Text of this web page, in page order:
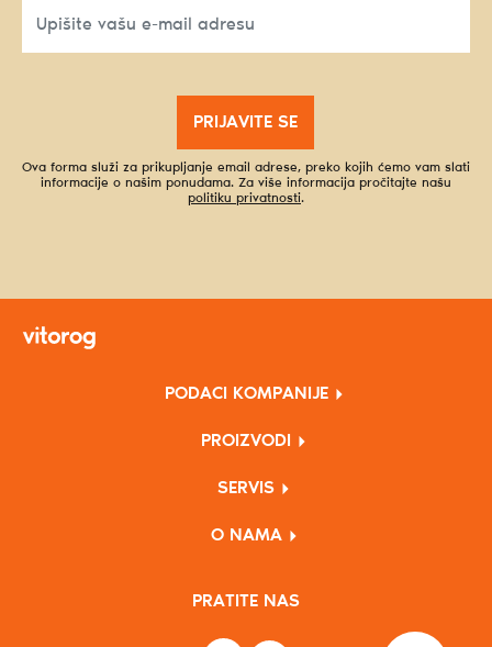
PRIJAVITE SE
Ova forma služi za prikupljanje email adrese, preko kojih ćemo vam slati
informacije o našim ponudama. Za više informacija pročitajte našu
politiku privatnosti.
PODACI KOMPANIJE
PROIZVODI
SERVIS
O NAMA
PRATITE NAS